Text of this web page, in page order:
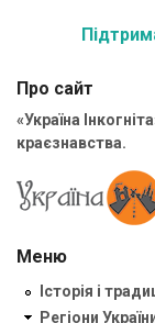
Про сайт
«Україна
краєзнавства.
Меню
Історія і
Регіони